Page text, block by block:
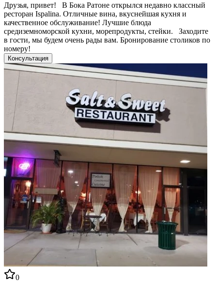
Друзья, привет! В Бока Ратоне открылся недавно классный
ресторан Ispalina. Отличные вина, вкуснейшая кухня и
качественное обслуживание! Лучшие блюда
средиземноморской кухни, морепродукты, стейки. Заходите
в гости, мы будем очень рады вам. Бронирование столиков по
номеру!
Консультация
0